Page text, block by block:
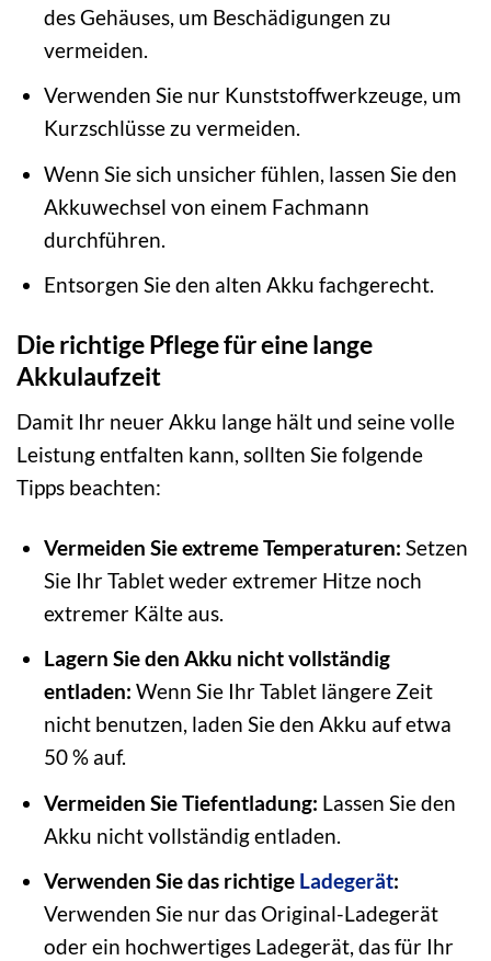
des Gehäuses, um Beschädigungen zu
vermeiden.
Verwenden Sie nur Kunststoffwerkzeuge, um
Kurzschlüsse zu vermeiden.
Wenn Sie sich unsicher fühlen, lassen Sie den
Akkuwechsel von einem Fachmann
durchführen.
Entsorgen Sie den alten Akku fachgerecht.
Die richtige Pflege für eine lange
Akkulaufzeit
Damit Ihr neuer Akku lange hält und seine volle
Leistung entfalten kann, sollten Sie folgende
Tipps beachten:
Vermeiden Sie extreme Temperaturen: Setzen
Sie Ihr Tablet weder extremer Hitze noch
extremer Kälte aus.
Lagern Sie den Akku nicht vollständig
entladen: Wenn Sie Ihr Tablet längere Zeit
nicht benutzen, laden Sie den Akku auf etwa
50 % auf.
Vermeiden Sie Tiefentladung: Lassen Sie den
Akku nicht vollständig entladen.
Verwenden Sie das richtige Ladegerät:
Verwenden Sie nur das Original-Ladegerät
oder ein hochwertiges Ladegerät, das für Ihr